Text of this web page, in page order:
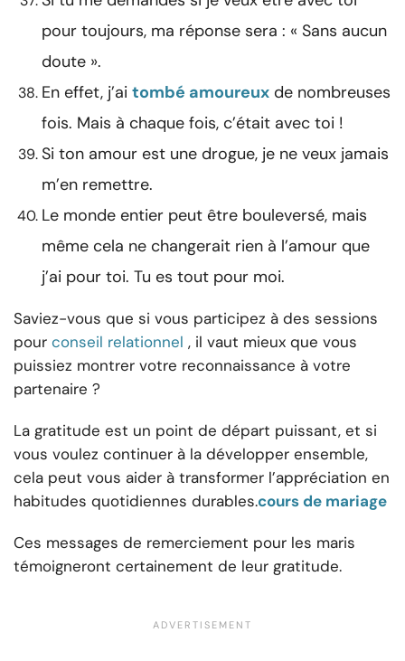
pour toujours, ma réponse sera : « Sans aucun
doute ».
En effet, j’ai tombé amoureux de nombreuses
fois. Mais à chaque fois, c’était avec toi !
Si ton amour est une drogue, je ne veux jamais
m’en remettre.
Le monde entier peut être bouleversé, mais
même cela ne changerait rien à l’amour que
j’ai pour toi. Tu es tout pour moi.
Saviez-vous que si vous participez à des sessions
pour conseil relationnel , il vaut mieux que vous
puissiez montrer votre reconnaissance à votre
partenaire ?
La gratitude est un point de départ puissant, et si
vous voulez continuer à la développer ensemble,
cela peut vous aider à transformer l’appréciation en
habitudes quotidiennes durables.cours de mariage
Ces messages de remerciement pour les maris
témoigneront certainement de leur gratitude.